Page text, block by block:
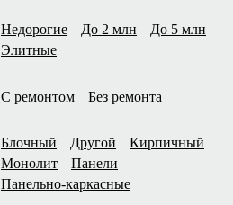
Недорогие До 2 млн
До 5 млн
Элитные
С ремонтом Без ремонта
Блочный Другой
Кирпичный
Монолит
Панели
Панельно-каркасные